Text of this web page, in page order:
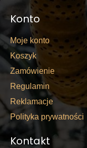
Konto
Moje konto
Koszyk
Zamówienie
Regulamin
Reklamacje
Polityka prywatności
Kontakt